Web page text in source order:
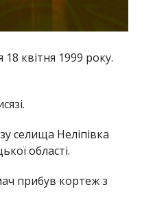
квітня 1999 року.
селища Неліпівка
області.
прибув кортеж з